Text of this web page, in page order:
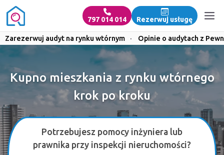
797 014 014 Rezerwuj usługę
Zarezerwuj audyt na rynku wtórnym · Opinie o audytach z
Kupno mieszkania z rynku wtórnego
krok po kroku
Potrzebujesz pomocy inżyniera lub
prawnika przy inspekcji nieruchomości?